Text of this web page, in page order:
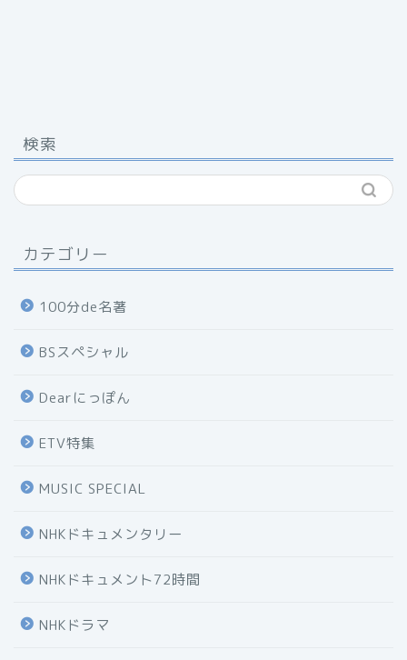
検索
カテゴリー
100分de名著
BSスペシャル
Dearにっぽん
ETV特集
MUSIC SPECIAL
NHKドキュメンタリー
NHKドキュメント72時間
NHKドラマ